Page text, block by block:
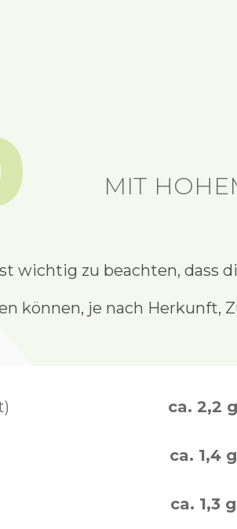
MIT
wichtig zu beachten, dass
können, je nach Herkunft,
ca. 2,2 g
ca. 1,4 g
ca. 1,3 g